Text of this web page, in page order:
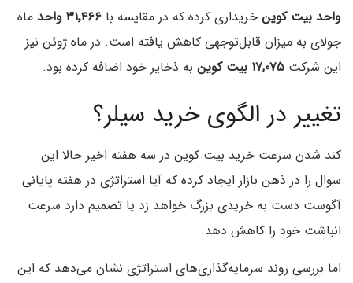
واحد بیت کوین خریداری کرده که در مقایسه با ۳۱٬۴۶۶ واحد
ماه
جولای به میزان قابل‌توجهی کاهش یافته است. در ماه ژوئن نیز
این شرکت
به ذخایر خود اضافه کرده بود.
تغییر در الگوی خرید سیلر؟
کند شدن سرعت خرید بیت کوین در سه هفته اخیر حالا این
سوال را در ذهن بازار ایجاد کرده که آیا استراتژی در هفته پایانی
آگوست دست به خریدی بزرگ خواهد زد یا تصمیم دارد سرعت
انباشت خود را کاهش دهد.
اما بررسی‌ روند سرمایه‌گذاری‌های استراتژی نشان می‌دهد که این